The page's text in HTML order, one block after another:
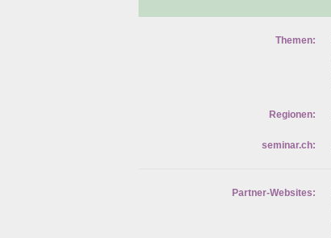
Themen:
Regionen:
seminar.ch:
Partner-Websites: